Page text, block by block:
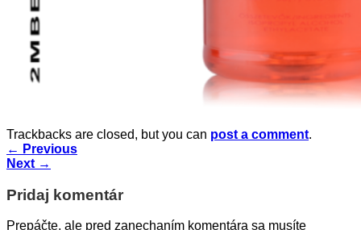
Trackbacks are closed, but you can post a comment.
← Previous
Next →
Pridaj komentár
Prepáčte, ale pred zanechaním komentára sa musíte